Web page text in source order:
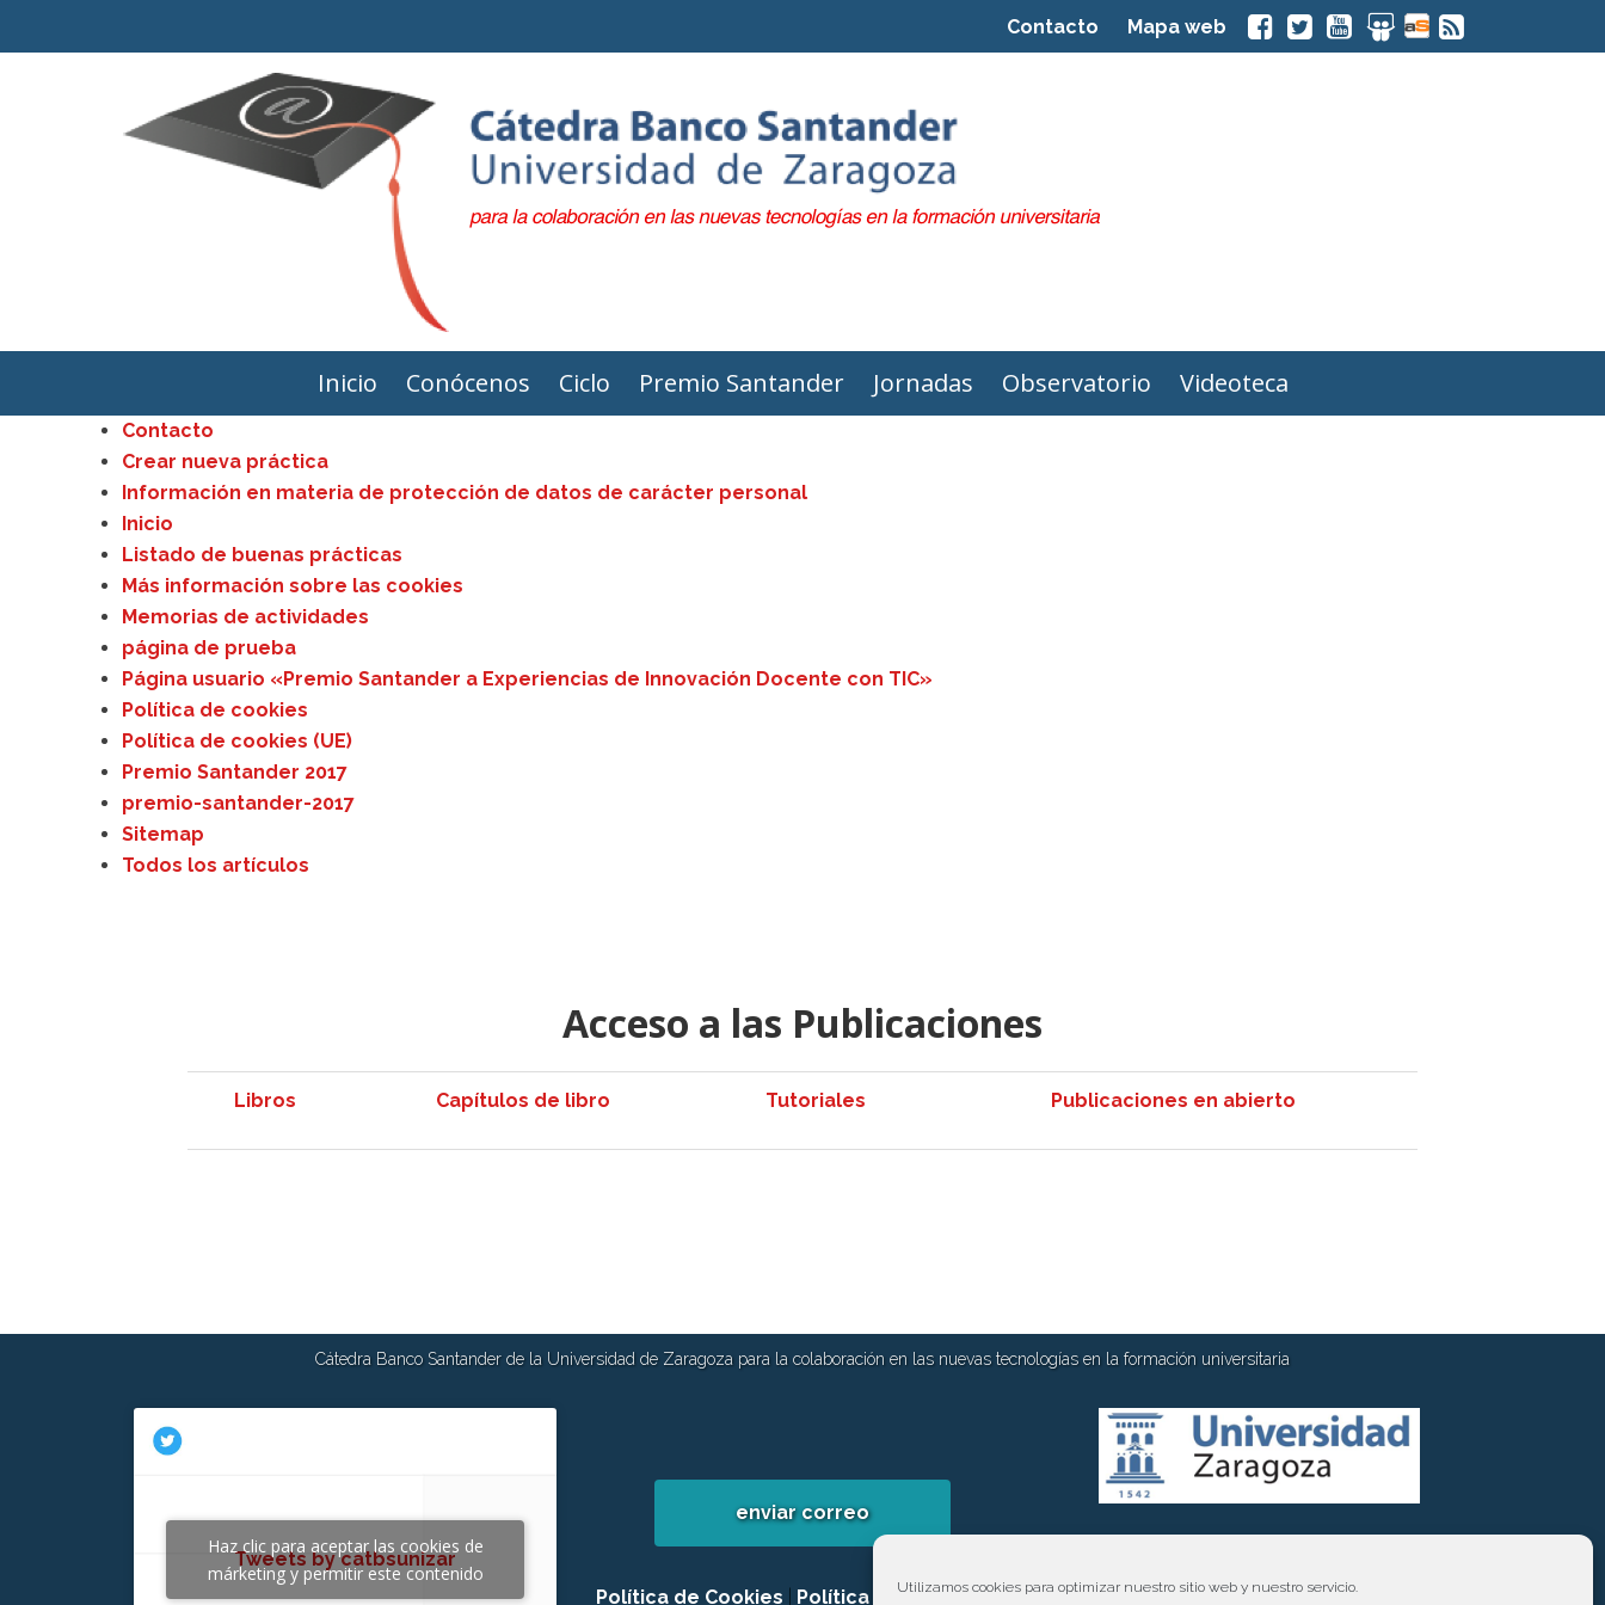
Utilizamos cookies para optimizar nuestro sitio web y nuestro servicio.
Contacto Mapa web
Inicio Conócenos Ciclo Premio Santander Jornadas Observatorio Videoteca
Contacto
Crear nueva práctica
Información en materia de protección de datos de carácter personal
Inicio
Listado de buenas prácticas
Más información sobre las cookies
Memorias de actividades
página de prueba
Página usuario «Premio Santander a Experiencias de Innovación Docente con TIC»
Política de cookies
Política de cookies (UE)
Premio Santander 2017
premio-santander-2017
Sitemap
Todos los artículos
Acceso a las Publicaciones
Libros Capítulos de libro Tutoriales Publicaciones en abierto
Cátedra Banco Santander de la Universidad de Zaragoza para la colaboración en las nuevas tecnologías en la formación universitaria
Tweets by catbsunizar
Haz clic para aceptar las cookies de
márketing y permitir este contenido
enviar correo
Política de Cookies Política de privacidad